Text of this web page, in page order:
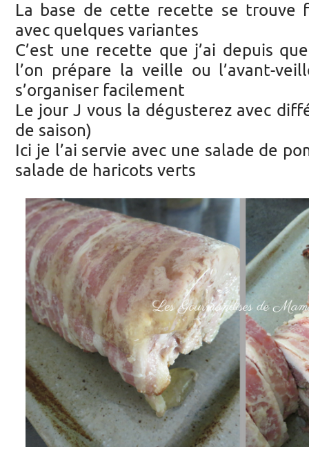
La base de cette recette se trouve
avec quelques variantes
C’est une recette que j’ai depuis
l’on prépare la veille ou l’avant-
s’organiser facilement
Le jour J vous la dégusterez avec
de saison)
Ici je l’ai servie avec une salade de
salade de haricots verts